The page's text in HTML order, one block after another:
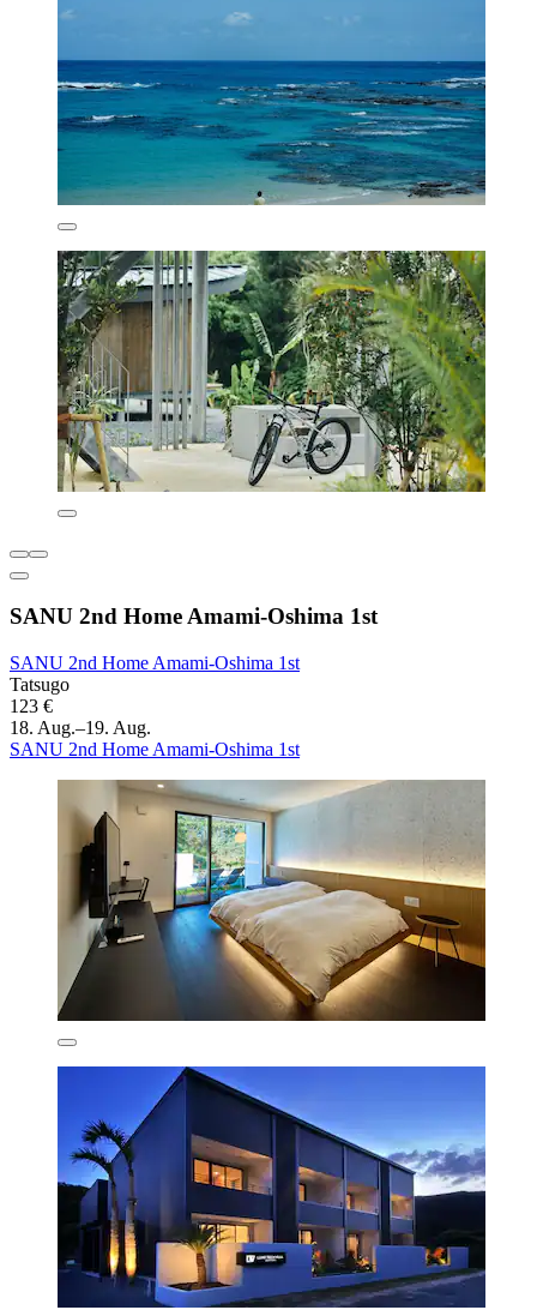
SANU 2nd Home Amami-Oshima 1st
SANU 2nd Home Amami-Oshima 1st
Tatsugo
123 €
18. Aug.–19. Aug.
SANU 2nd Home Amami-Oshima 1st